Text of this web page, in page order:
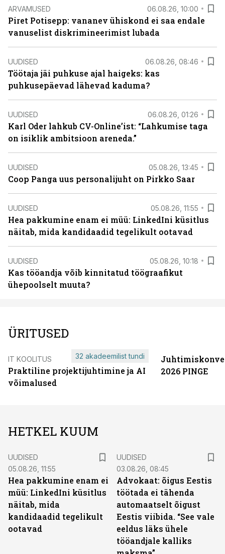
ARVAMUSED 06.08.26, 10:00
Piret Potisepp: vananev ühiskond ei saa endale
vanuselist diskrimineerimist lubada
UUDISED 06.08.26, 08:46
Töötaja jäi puhkuse ajal haigeks: kas
puhkusepäevad lähevad kaduma?
UUDISED 06.08.26, 01:26
Karl Oder lahkub CV-Online’ist: “Lahkumise taga
on isiklik ambitsioon areneda.”
UUDISED 05.08.26, 13:45
Coop Panga uus personalijuht on Pirkko Saar
UUDISED 05.08.26, 11:55
Hea pakkumine enam ei müü: LinkedIni küsitlus
näitab, mida kandidaadid tegelikult ootavad
UUDISED 05.08.26, 10:18
Kas tööandja võib kinnitatud töögraafikut
ühepoolselt muuta?
ÜRITUSED
IT KOOLITUS
Praktiline projektijuhtimine ja AI
võimalused
32 akadeemilist tundi
2026 PINGE
HETKEL KUUM
UUDISED
05.08.26, 11:55
Hea pakkumine enam ei
müü: LinkedIni küsitlus
näitab, mida
kandidaadid tegelikult
ootavad
UUDISED
03.08.26, 08:45
Advokaat: õigus Eestis
töötada ei tähenda
automaatselt õigust
Eestis viibida. “See vale
eeldus läks ühele
tööandjale kalliks